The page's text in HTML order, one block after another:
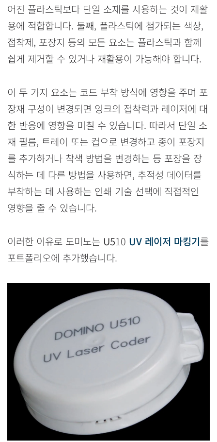
어진 플라스틱보다 단일 소재를 사용하는 것이 재활
용에 적합합니다. 둘째, 플라스틱에 첨가되는 색상,
접착제, 포장지 등의 모든 요소는 플라스틱과 함께
쉽게 제거할 수 있거나 재활용이 가능해야 합니다.
이 두 가지 요소는 코드 부착 방식에 영향을 주며 포
장재 구성이 변경되면 잉크의 접착력과 레이저에 대
한 반응에 영향을 미칠 수 있습니다. 따라서 단일 소
재 필름, 트레이 또는 컵으로 변경하고 종이 포장지
를 추가하거나 착색 방법을 변경하는 등 포장을 장
식하는 데 다른 방법을 사용하면, 추적성 데이터를
부착하는 데 사용하는 인쇄 기술 선택에 직접적인
영향을 줄 수 있습니다.
이러한 이유로 도미노는 U510 UV 레이저 마킹기를
포트폴리오에 추가했습니다.